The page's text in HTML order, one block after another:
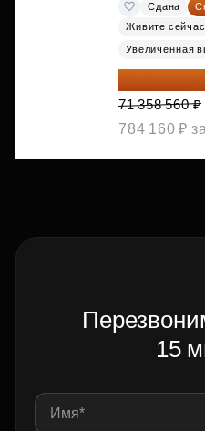
Сдана
Живите
Увеличенная
57 086 848
71 358 560 ₽
784 160 ₽
15